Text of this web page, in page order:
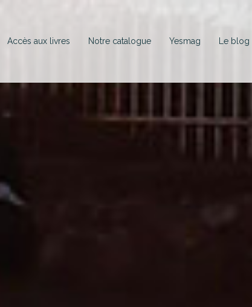
Accès aux livres Notre catalogue Yesmag Le blog